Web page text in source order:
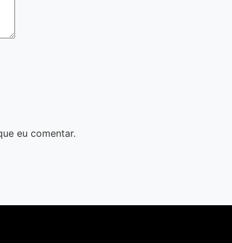
eu comentar.